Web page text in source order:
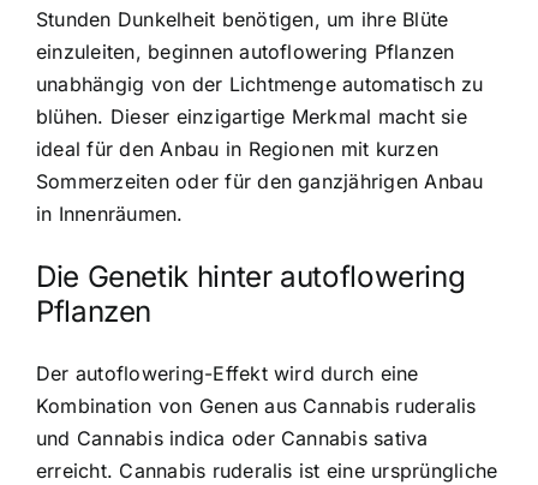
Stunden Dunkelheit benötigen, um ihre Blüte
einzuleiten, beginnen autoflowering Pflanzen
unabhängig von der Lichtmengeautomatisch zu
blühen. Dieser einzigartige Merkmal macht sie
ideal für den Anbau in Regionen mit kurzen
Sommerzeiten oder für den ganzjährigen Anbau
in Innenräumen.
Die Genetik hinter autoflowering
Pflanzen
Der autoflowering-Effekt wird durch eine
Kombination von Genen aus Cannabis ruderalis
und Cannabis indica oder Cannabis sativa
erreicht. Cannabis ruderalis ist eine ursprüngliche